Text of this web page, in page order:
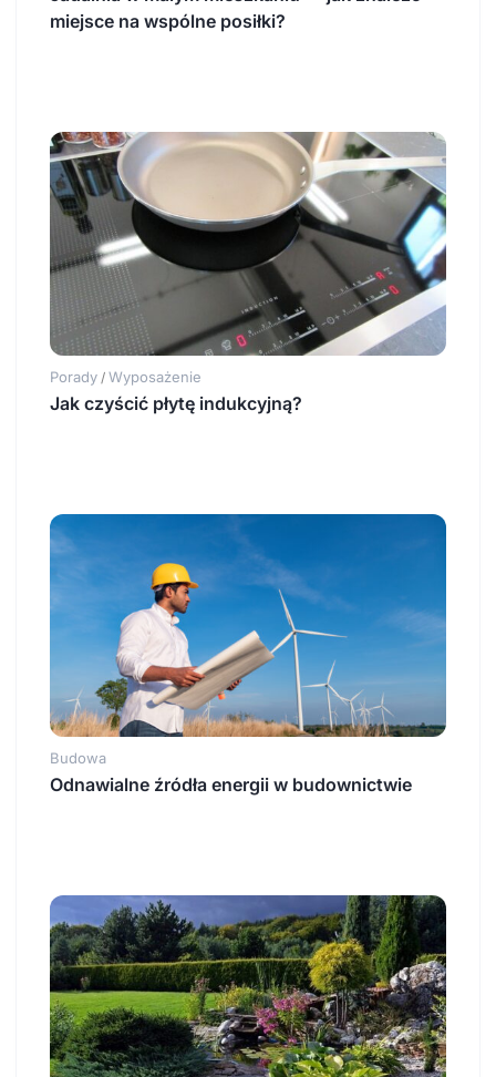
miejsce na wspólne posiłki?
Porady / Wyposażenie
Jak czyścić płytę indukcyjną?
Budowa
Odnawialne źródła energii w budownictwie